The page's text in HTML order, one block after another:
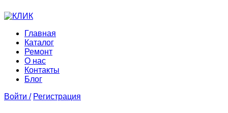
Главная
Каталог
Ремонт
О нас
Контакты
Блог
Войти / Регистрация